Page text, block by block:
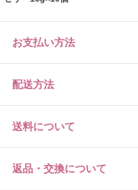
お支払い方法
配送方法
送料について
返品・交換について